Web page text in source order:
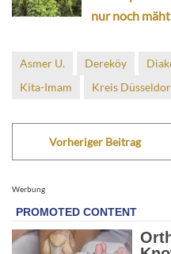
nur noch
Asmer U. Dereköy
Kita-Imam
Kreis
Vorheriger Beitrag
Werbung